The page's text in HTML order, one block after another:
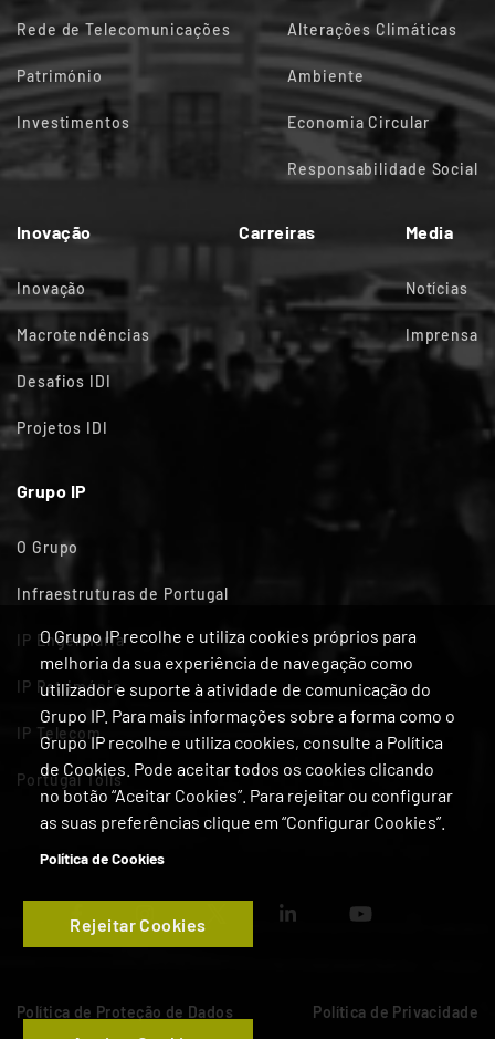
O Grupo IP recolhe e utiliza cookies próprios para
melhoria da sua experiência de navegação como
utilizador e suporte à atividade de comunicação do
Grupo IP. Para mais informações sobre a forma como o
Grupo IP recolhe e utiliza cookies, consulte a Política
de Cookies. Pode aceitar todos os cookies clicando
no botão “Aceitar Cookies”. Para rejeitar ou configurar
as suas preferências clique em “Configurar Cookies”.
Política de Cookies
Rejeitar Cookies
Rede de Telecomunicações
Património
Investimentos
Alterações Climáticas
Ambiente
Economia Circular
Responsabilidade Social
Inovação
Inovação
Macrotendências
Desafios IDI
Projetos IDI
Carreiras Media
Notícias
Imprensa
Grupo IP
O Grupo
Infraestruturas de Portugal
IP Engenharia
IP Património
IP Telecom
Portugal Tolls
Política de Proteção de Dados
Política de Privacidade